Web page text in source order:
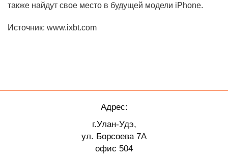
также найдут свое место в будущей модели iPhone.
Источник: www.ixbt.com
Адрес:
г.Улан-Удэ,
ул. Борсоева 7А
офис 504